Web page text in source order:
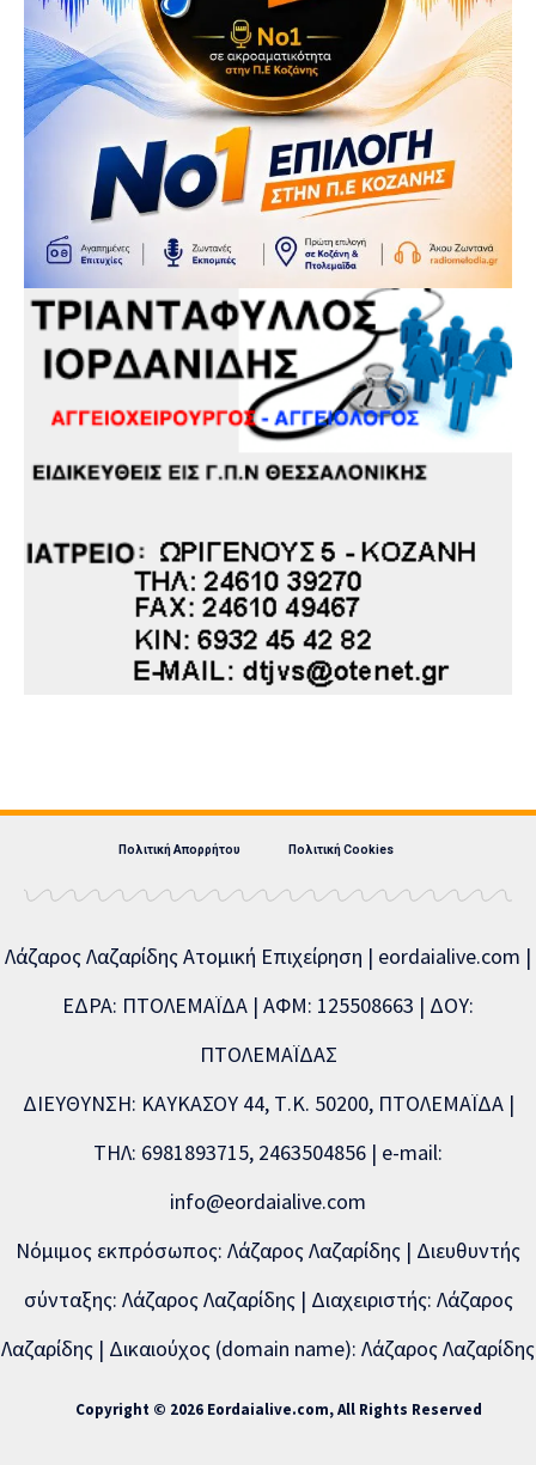
Πολιτική Απορρήτου Πολιτική Cookies
Λάζαρος Λαζαρίδης Ατομική Επιχείρηση | eordaialive.com |
ΕΔΡΑ: ΠΤΟΛΕΜΑΪΔΑ | ΑΦΜ: 125508663 | ΔΟΥ:
ΠΤΟΛΕΜΑΪΔΑΣ
ΔΙΕΥΘΥΝΣΗ: ΚΑΥΚΑΣΟΥ 44, Τ.Κ. 50200, ΠΤΟΛΕΜΑΪΔΑ |
ΤΗΛ: 6981893715, 2463504856 | e-mail:
info@eordaialive.com
Νόμιμος εκπρόσωπος: Λάζαρος Λαζαρίδης | Διευθυντής
σύνταξης: Λάζαρος Λαζαρίδης | Διαχειριστής: Λάζαρος
Λαζαρίδης | Δικαιούχος (domain name): Λάζαρος Λαζαρίδης
Copyright © 2026 Eordaialive.com, All Rights Reserved